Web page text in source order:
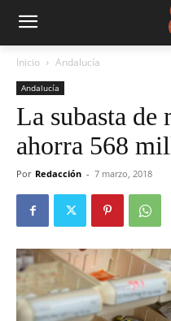
Inicio Andalucía
Andalucía
La subasta de
ahorra 568
Por Redacción - 7 marzo, 2018